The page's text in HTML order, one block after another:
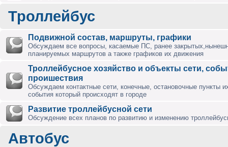
Троллейбус
Подвижной состав, маршруты, графики
Обсуждаем все вопросы, касаемые ПС, ранее
планируемых маршрутов а также графиков их движения
Троллейбусное хозяйство и объекты сети,
проишествия
Обсуждаем контактные сети, конечные, остановочные пункты
события который происходят в городе
Развитие троллейбусной сети
Обсуждение всех планов по развитию и изменению
Автобус